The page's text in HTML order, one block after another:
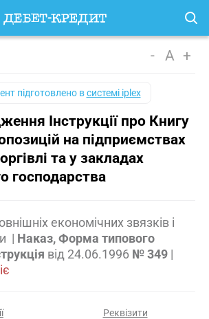
- A +
підготовлено всистемі iplex
Інструкції про Книгу
на підприємствах
та у закладах
господарства
економічних звязків і
| Наказ, Форма типового
від 24.06.1996 № 349 |
Реквізити